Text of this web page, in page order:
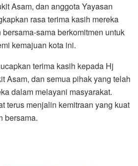
Asam, dan anggota Yayasan
rasa terima kasih mereka
sama berkomitmen untuk
kemajuan kota ini.
terima kasih kepada Hj
Asam, dan semua pihak yang telah
dalam melayani masyarakat.
terus menjalin kemitraan yang kuat
bersama.